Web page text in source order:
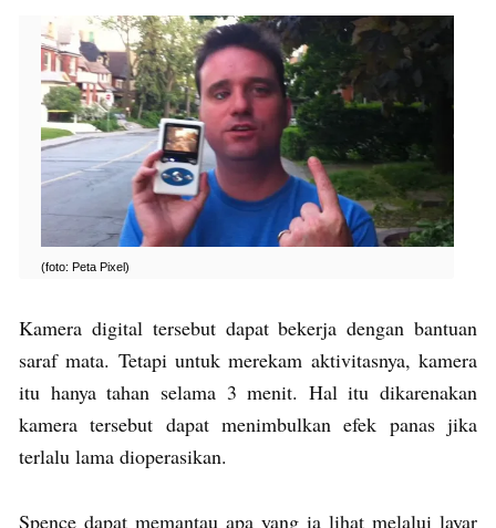
(foto: Peta Pixel)
Kamera digital tersebut dapat bekerja dengan bantuan
saraf mata. Tetapi untuk merekam aktivitasnya, kamera
itu hanya tahan selama 3 menit. Hal itu dikarenakan
kamera tersebut dapat menimbulkan efek panas jika
terlalu lama dioperasikan.
Spence dapat memantau apa yang ia lihat melalui layar